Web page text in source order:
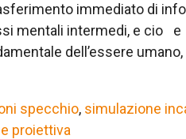
immediato di
mentali intermedi, e cio e
dell’essere
specchio, simulazione
proiettiva